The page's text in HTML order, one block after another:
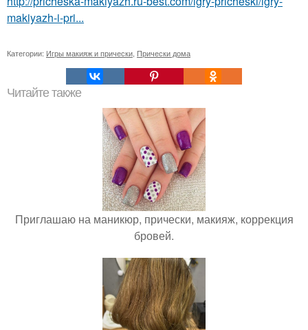
makiyazh-i-pri...
Категории: Игры макияж и прически Прически дома
Читайте также
Приглашаю на маникюр, прически, макияж, коррекция
бровей.